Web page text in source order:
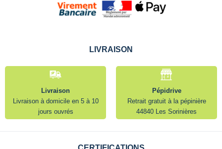
LIVRAISON
Livraison
Livraison à domicile en 5 à 10
jours ouvrés
Pépidrive
Retrait gratuit à la pépinière
44840 Les Sorinières